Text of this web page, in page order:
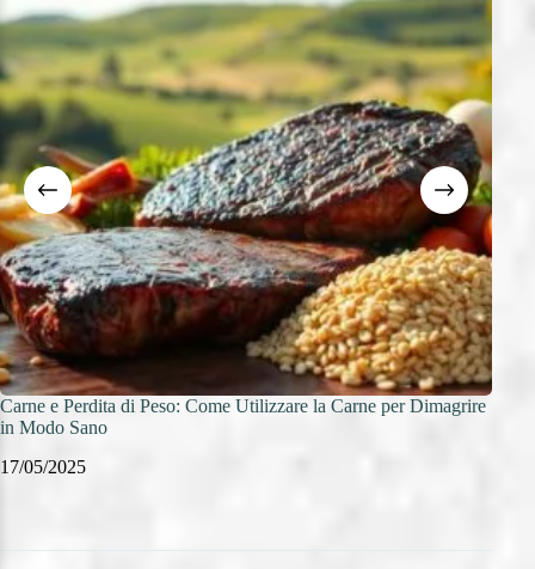
Carne e Perdita di Peso: Come Utilizzare la Carne per Dimagrire
in Modo Sano
17/05/2025